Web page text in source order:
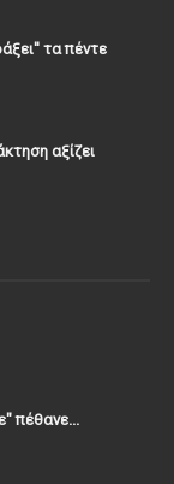
τα πέντε
αξίζει
πέθανε...